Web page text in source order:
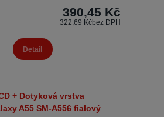
390,45 Kč
322,69 Kčbez DPH
Detail